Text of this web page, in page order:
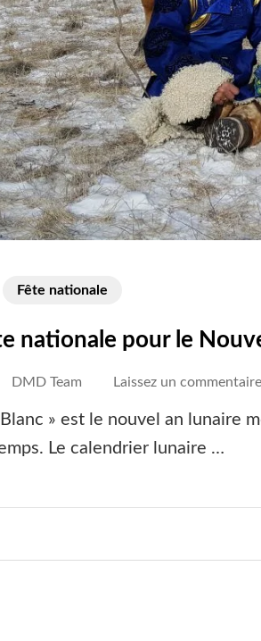
Fête nationale
nationale pour le
DMD Team Laissez un commentaire
» est le nouvel an lunaire
Le calendrier lunaire …